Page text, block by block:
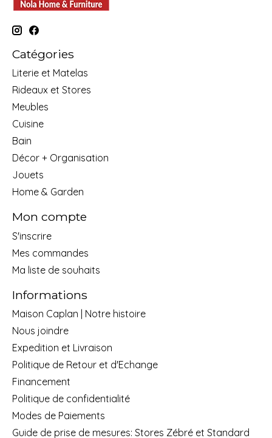
Catégories
Literie et Matelas
Rideaux et Stores
Meubles
Cuisine
Bain
Décor + Organisation
Jouets
Home & Garden
Mon compte
S'inscrire
Mes commandes
Ma liste de souhaits
Informations
Maison Caplan | Notre histoire
Nous joindre
Expedition et Livraison
Politique de Retour et d'Echange
Financement
Politique de confidentialité
Modes de Paiements
Guide de prise de mesures: Stores Zébré et Standard